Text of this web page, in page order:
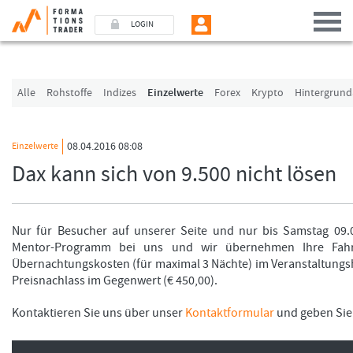
LOGIN
Alle Rohstoffe Indizes Einzelwerte Forex Krypto
Einzelwerte 08.04.2016 08:08
Dax kann sich von 9.500 nicht lösen
Nur für Besucher auf unserer Seite und nur bis Samstag
Mentor-Programm bei uns und wir übernehmen Ihre
Übernachtungskosten (für maximal 3 Nächte) im
Preisnachlass im Gegenwert (€ 450,00).
Kontaktieren Sie uns über unser Kontaktformular und geben
Benutzer (E-Mail-Adresse in Kleinschrift)
Angemeldet bleiben
LOGIN
Passwort vergessen
Ich bin neu, und jetzt?
Das Formationstrader Programm bietet unterschiedliche User-Pakete. Bitte
und finden Sie auf unserem Online-Shop das passende Angebot.